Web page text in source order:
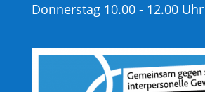
Donnerstag 10.00 - 12.00 Uhr